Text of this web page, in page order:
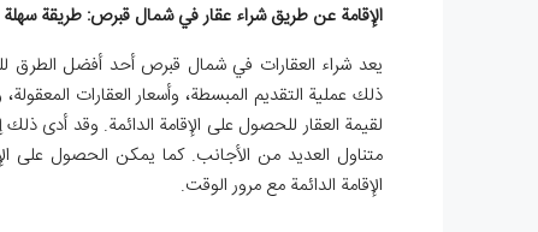
الإقامة عن طريق شراء عقار في شمال قبرص: طريقة سهلة
يعد شراء العقارات في شمال قبرص أحد أفضل الطرق
ذلك عملية التقديم المبسطة، وأسعار العقارات
لقيمة العقار للحصول على الإقامة الدائمة. وقد أدى
متناول العديد من الأجانب. كما يمكن الحصول على
الإقامة الدائمة مع مرور الوقت.